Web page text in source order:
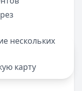
нескольких
карту